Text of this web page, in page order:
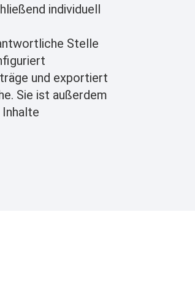
individuell
Stelle
und exportiert
Sie ist außerdem